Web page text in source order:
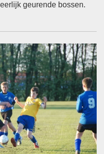
geurende bossen.